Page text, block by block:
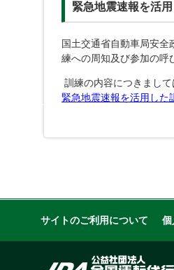
緊急地震速報を活
国土交通省自動車局安
練への周知及び参加の呼
訓練の内容につきまして
緊急地震速報を活用した
サイトのご利用について 個